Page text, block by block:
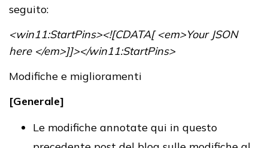
seguito:
<win11:StartPins><![CDATA[ <em>Your JSON
here </em>]]></win11:StartPins>
Modifiche e miglioramenti
[Generale]
Le modifiche annotate qui in questo